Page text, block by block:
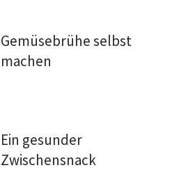
Gemüsebrühe selbst
machen
Ein gesunder
Zwischensnack